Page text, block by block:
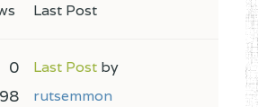
Last Post
0 Last Post by
rutsemmon